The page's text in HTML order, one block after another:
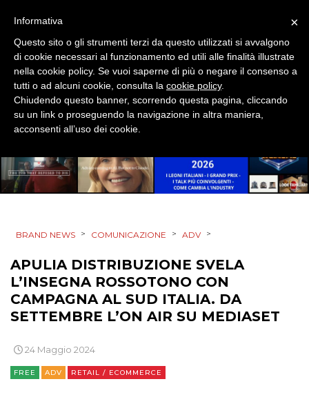
OPINIONI
BRAND NEWS > COMUNICAZIONE > ADV >
APULIA DISTRIBUZIONE SVELA
L’INSEGNA ROSSOTONO CON
CAMPAGNA AL SUD ITALIA. DA
SETTEMBRE L’ON AIR SU MEDIASET
24 Maggio 2024
FREE ADV RETAIL / ECOMMERCE
×
Informativa
Questo sito o gli strumenti terzi da questo utilizzati si avvalgono
di cookie necessari al funzionamento ed utili alle finalità illustrate
nella cookie policy. Se vuoi saperne di più o negare il consenso a
tutti o ad alcuni cookie, consulta la cookie policy.
Chiudendo questo banner, scorrendo questa pagina, cliccando
su un link o proseguendo la navigazione in altra maniera,
acconsenti all’uso dei cookie.